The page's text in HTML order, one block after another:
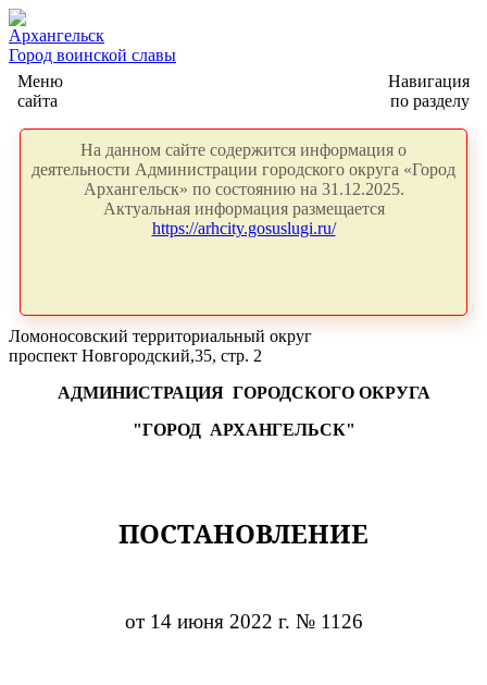
Архангельск
Город воинской славы
Меню
сайта
Навигация
по разделу
На данном сайте содержится информация о
деятельности Администрации городского округа «Город
Архангельск» по состоянию на 31.12.2025.
Актуальная информация размещается
https://arhcity.gosuslugi.ru/
Ломоносовский территориальный округ
проспект Новгородский,35, стр. 2
АДМИНИСТРАЦИЯ ГОРОДСКОГО ОКРУГА
"ГОРОД АРХАНГЕЛЬСК"
ПОСТАНОВЛЕНИЕ
от 14 июня 2022 г. № 1126